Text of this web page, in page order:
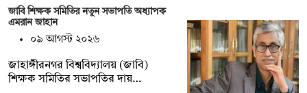
জাবি শিক্ষক সমিতির নতুন সভাপতি অধ্যাপক
এমরান জাহান
০৯ আগস্ট ২০২৬
জাহাঙ্গীরনগর বিশ্ববিদ্যালয় (জাবি)
শিক্ষক সমিতির সভাপতির দায়…